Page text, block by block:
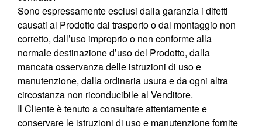
Sono espressamente esclusi dalla garanzia i difetti
causati al Prodotto dal trasporto o dal montaggio non
corretto, dall’uso improprio o non conforme alla
normale destinazione d’uso del Prodotto, dalla
mancata osservanza delle istruzioni di uso e
manutenzione, dalla ordinaria usura e da ogni altra
circostanza non riconducibile al Venditore.
Il Cliente è tenuto a consultare attentamente e
conservare le istruzioni di uso e manutenzione fornite